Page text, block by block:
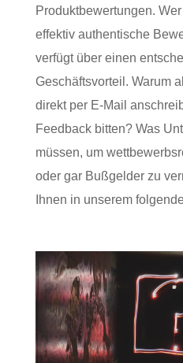
Produktbewertungen.
effektiv authentische
verfügt über einen
Geschäftsvorteil. Warum
direkt per E-Mail
Feedback bitten? Was
müssen, um
oder gar Bußgelder zu
Ihnen in unserem